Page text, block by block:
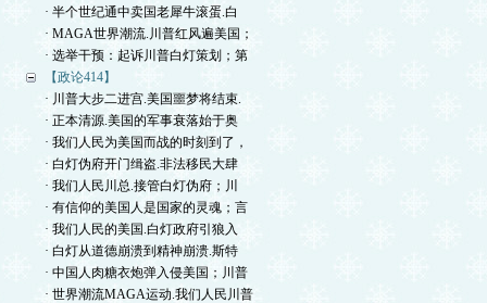
· 半个世纪通中卖国老犀牛滚蛋.白
· MAGA世界潮流.川普红风遍美国；
· 选举干预：起诉川普白灯策划；第
【政论414】
· 川普大步二进宫.美国噩梦将结束.
· 正本清源.美国的军事衰落始于奥
· 我们人民为美国而战的时刻到了，
· 白灯伪府开门缉盗.非法移民大肆
· 我们人民川总.接管白灯伪府；川
· 有信仰的美国人是国家的灵魂；言
· 我们人民的美国.白灯政府引狼入
· 白灯从道德崩溃到精神崩溃.斯特
· 中国人肉糖衣炮弹入侵美国；川普
· 世界潮流MAGA运动.我们人民川普